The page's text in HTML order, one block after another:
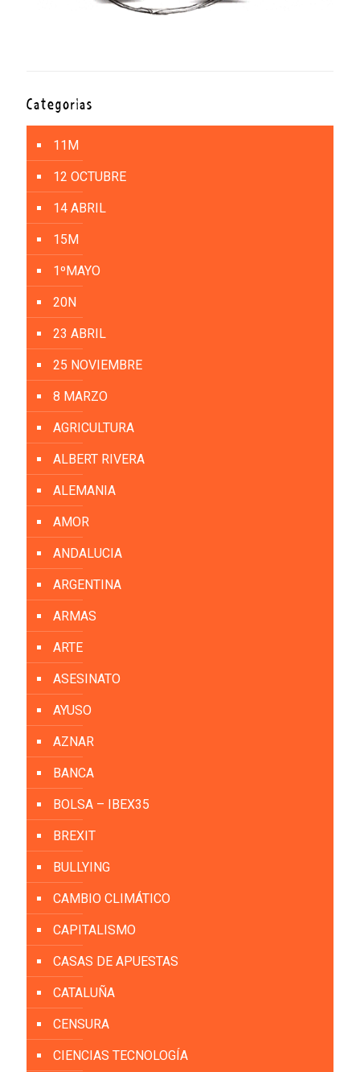
Categorías
11M
12 OCTUBRE
14 ABRIL
15M
1ºMAYO
20N
23 ABRIL
25 NOVIEMBRE
8 MARZO
AGRICULTURA
ALBERT RIVERA
ALEMANIA
AMOR
ANDALUCIA
ARGENTINA
ARMAS
ARTE
ASESINATO
AYUSO
AZNAR
BANCA
BOLSA – IBEX35
BREXIT
BULLYING
CAMBIO CLIMÁTICO
CAPITALISMO
CASAS DE APUESTAS
CATALUÑA
CENSURA
CIENCIAS TECNOLOGÍA